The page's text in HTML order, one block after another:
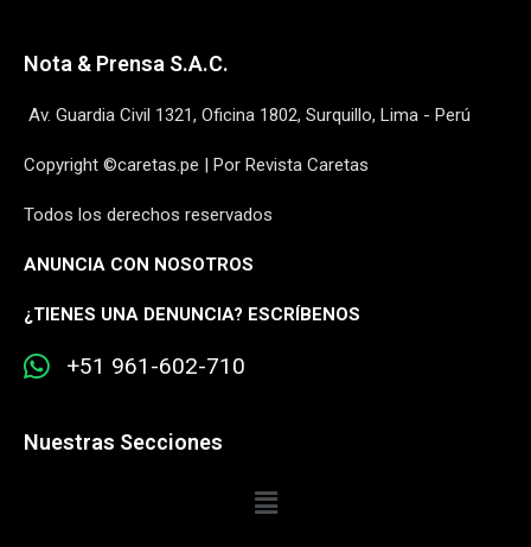
Nota & Prensa S.A.C.
Av. Guardia Civil 1321, Oficina 1802, Surquillo, Lima - Perú
Copyright ©caretas.pe | Por Revista Caretas
Todos los derechos reservados
ANUNCIA CON NOSOTROS
¿TIENES UNA DENUNCIA? ESCRÍBENOS
+51 961-602-710
Nuestras Secciones